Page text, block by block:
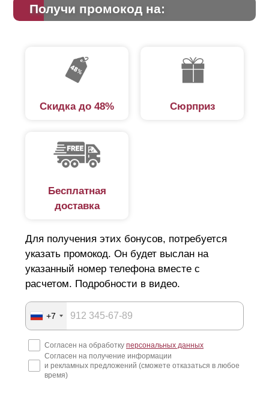
Получи промокод на:
Скидка до 48% Сюрприз
Бесплатная
доставка
Для получения этих бонусов, потребуется
указать промокод. Он будет выслан на
указанный номер телефона вместе с
расчетом. Подробности в видео.
+7
Согласен на обработку персональных данных
Согласен на получение информации
и рекламных предложений (сможете отказаться в любое
время)